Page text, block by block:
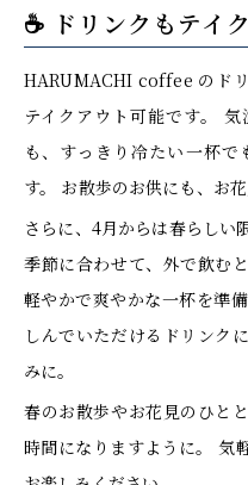
☕ ドリンクもテイ
HARUMACHI coffee のド
テイクアウト可能です。
も、すっきり冷たい一杯
す。 お散歩のお供にも、お
さらに、4月からは春らしい
季節に合わせて、外で飲む
軽やかで爽やかな一杯を準
しんでいただけるドリンク
みに。
春のお散歩やお花見のひと
時間になりますように。 気